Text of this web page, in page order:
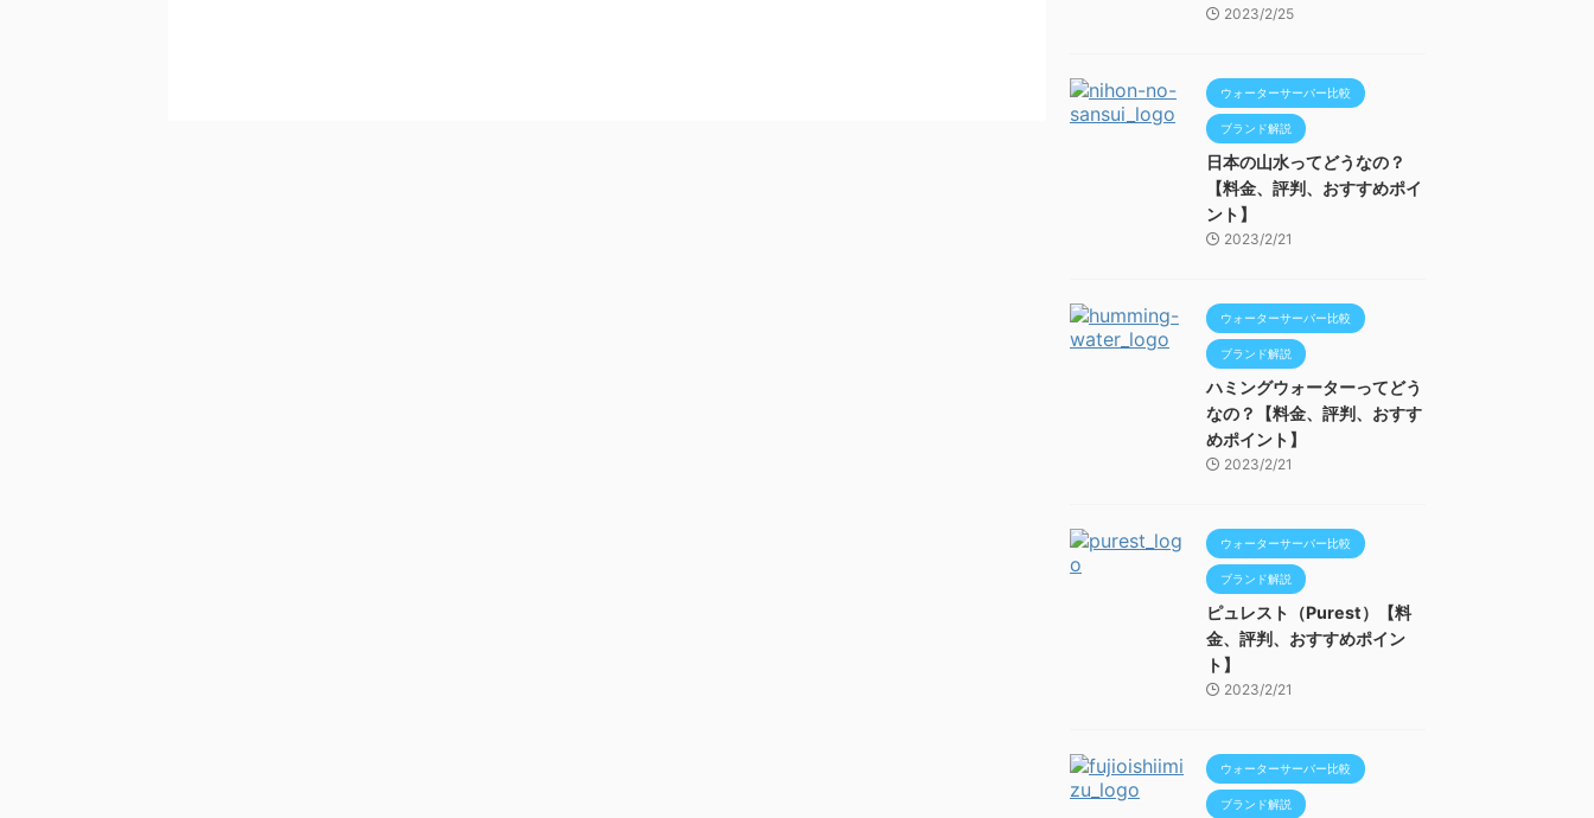
2023/2/25
ウォーターサーバー比較
ブランド解説
日本の山水ってどうなの？
【料金、評判、おすすめポイ
ント】
2023/2/21
ウォーターサーバー比較
ブランド解説
ハミングウォーターってどう
なの？【料金、評判、おすす
めポイント】
2023/2/21
ウォーターサーバー比較
ブランド解説
ピュレスト（Purest）【料
金、評判、おすすめポイン
ト】
2023/2/21
ウォーターサーバー比較
ブランド解説